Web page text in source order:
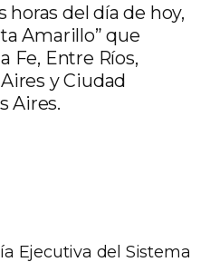
del día de hoy,
Amarillo” que
Fe, Entre Ríos,
y Ciudad
Aires.
Ejecutiva del Sistema